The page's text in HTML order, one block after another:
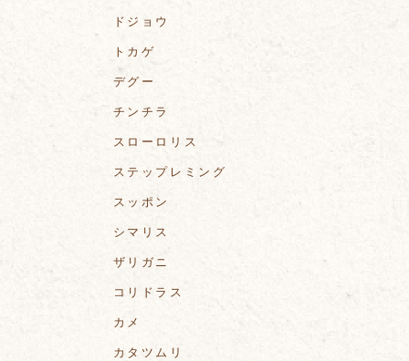
ドジョウ
トカゲ
デグー
チンチラ
スローロリス
ステップレミング
スッポン
シマリス
ザリガニ
コリドラス
カメ
カタツムリ